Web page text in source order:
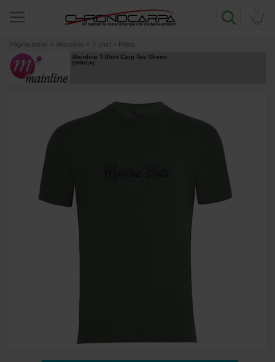
Página inicial » Vestuário » T shirt – Polos
Mainline T-Shirt Carp Tee Green
[268561A]